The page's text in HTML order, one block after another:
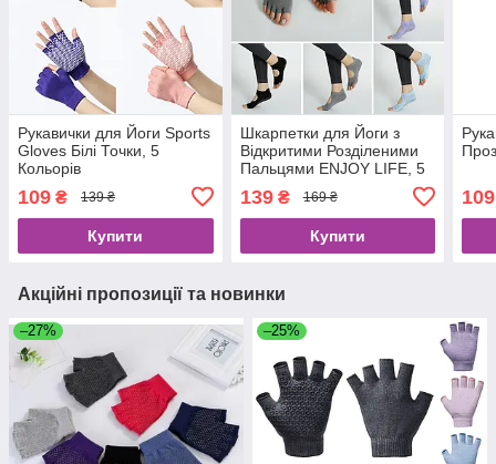
Рукавички для Йоги Sports
Gloves Білі Точки, 5
Кольорів
109 ₴ 139 ₴
Купити
Шкарпетки для Йоги з
Відкритими Розділеними
Пальцями ENJOY LIFE, 5
139₴ 169 ₴
Купити
109
Акційні пропозиції та новинки
–27% –25%